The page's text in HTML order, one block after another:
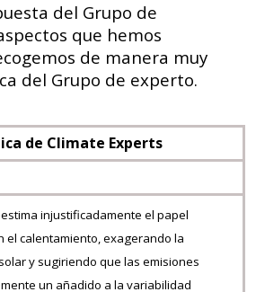
del Grupo de
que hemos
de manera muy
del Grupo de experto.
de Climate Experts
injustificadamente el papel
el calentamiento, exagerando la
y sugiriendo que las emisiones
un añadido a la variabilidad